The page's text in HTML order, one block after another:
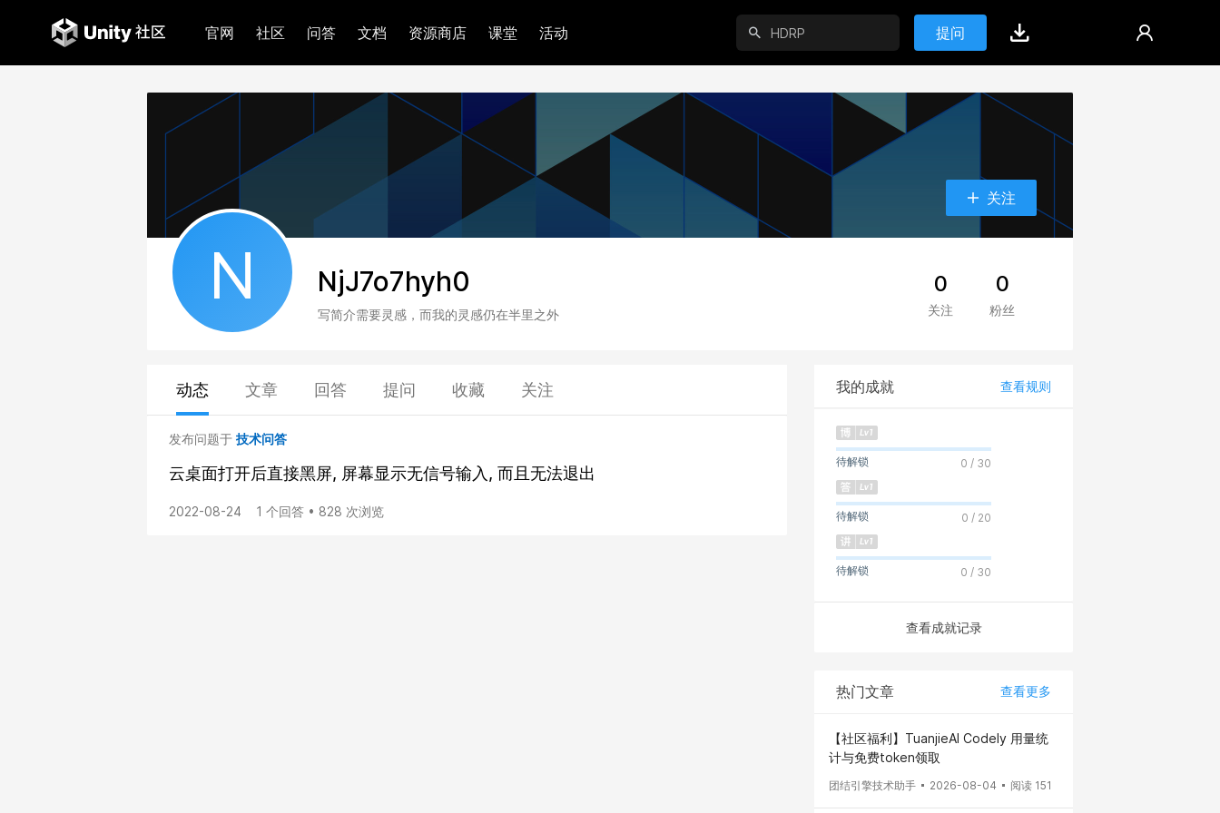
官网 社区 问答 文档 资源商店 课堂 活动 提问
关注
N NjJ7o7hyh0
写简介需要灵感，而我的灵感仍在半里之外
0
关注
0
粉丝
动态 文章 回答 提问 收藏 关注
发布问题于 技术问答
云桌面打开后直接黑屏, 屏幕显示无信号输入, 而且无法退出
2022-08-24 1 个回答 • 828 次浏览
我的成就 查看规则
待解锁 0 / 30
待解锁 0 / 20
待解锁 0 / 30
查看成就记录
热门文章 查看更多
【社区福利】TuanjieAI Codely 用量统
计与免费token领取
团结引擎技术助手 2026-08-04 阅读 151